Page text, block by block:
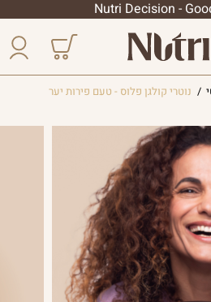
Nutri Decision -
/ נוטרי קולגן פלוס - טעם פירות יער